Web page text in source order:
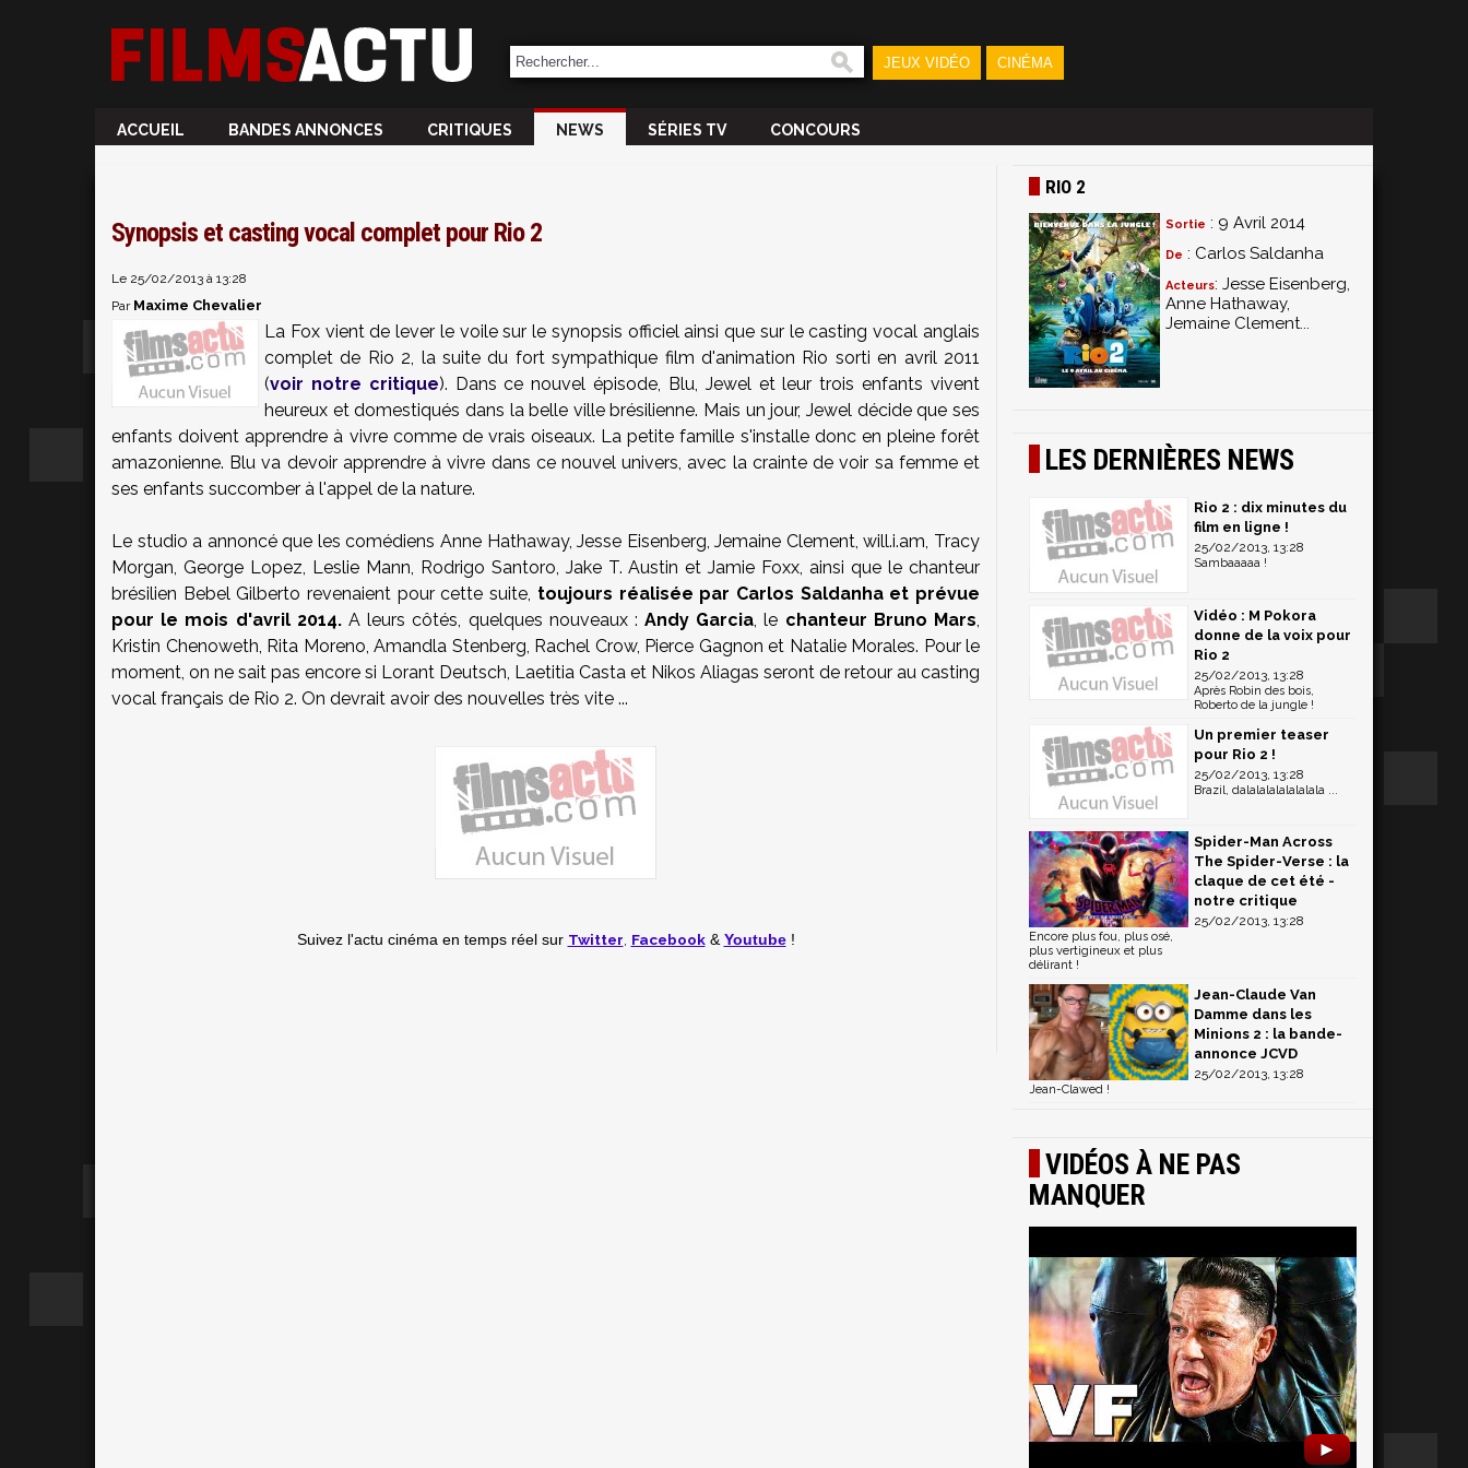
JEUX VIDÉO CINÉMA
ACCUEIL BANDES ANNONCES CRITIQUES NEWS SÉRIES TV CONCOURS
Synopsis et casting vocal complet pour Rio 2
Le 25/02/2013 à 13:28
Par Maxime Chevalier
La Fox vient de lever le voile sur le synopsis officiel ainsi que sur le casting vocal anglais
complet de Rio 2, la suite du fort sympathique film d'animation Rio sorti en avril 2011
(voir notre critique). Dans ce nouvel épisode, Blu, Jewel et leur trois enfants vivent
heureux et domestiqués dans la belle ville brésilienne. Mais un jour, Jewel décide que ses
enfants doivent apprendre à vivre comme de vrais oiseaux. La petite famille s'installe donc en pleine forêt
amazonienne. Blu va devoir apprendre à vivre dans ce nouvel univers, avec la crainte de voir sa femme et
ses enfants succomber à l'appel de la nature.
Le studio a annoncé que les comédiens Anne Hathaway, Jesse Eisenberg, Jemaine Clement, will.i.am, Tracy
Morgan, George Lopez, Leslie Mann, Rodrigo Santoro, Jake T. Austin et Jamie Foxx, ainsi que le chanteur
brésilien Bebel Gilberto revenaient pour cette suite, toujours réalisée par Carlos Saldanha et prévue
pour le mois d'avril 2014.A leurs côtés, quelques nouveaux :Andy Garcia, le chanteur Bruno Mars,
Kristin Chenoweth, Rita Moreno, Amandla Stenberg, Rachel Crow, Pierce Gagnon et Natalie Morales. Pour le
moment, on ne sait pas encore si Lorant Deutsch, Laetitia Casta et Nikos Aliagas seront de retour au casting
vocal français de Rio 2. On devrait avoir des nouvelles très vite ...
Suivez l'actu cinéma en temps réel sur Twitter Facebook& Youtube!
RIO 2
Sortie : 9 Avril 2014
De : Carlos Saldanha
Acteurs: Jesse Eisenberg,
Anne Hathaway,
Jemaine Clement...
LES DERNIÈRES NEWS
Rio 2 : dix minutes du
film en ligne !
25/02/2013, 13:28
Sambaaaaa !
Vidéo : M Pokora
donne de la voix pour
Rio 2
25/02/2013, 13:28
Après Robin des bois,
Roberto de la jungle !
Un premier teaser
pour Rio 2 !
25/02/2013, 13:28
Brazil, dalalalalalalalala ...
Spider-Man Across
The Spider-Verse : la
claque de cet été -
notre critique
25/02/2013, 13:28
Encore plus fou, plus osé,
plus vertigineux et plus
délirant !
Jean-Claude Van
Damme dans les
Minions 2 : la bande-
annonce JCVD
25/02/2013, 13:28
Jean-Clawed !
VIDÉOS À NE PAS
MANQUER
►